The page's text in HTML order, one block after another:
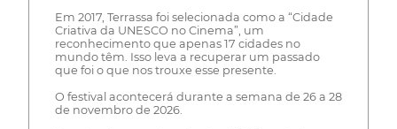
Em 2017, Terrassa foi selecionada como a “Cidade
Criativa da UNESCO no Cinema”, um
reconhecimento que apenas 17 cidades no
mundo têm. Isso leva a recuperar um passado
que foi o que nos trouxe esse presente.
O festival acontecerá durante a semana de 26 a 28
de novembro de 2026.